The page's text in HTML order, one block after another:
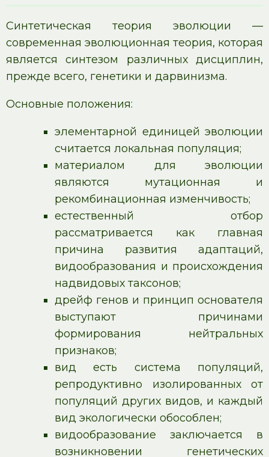
Синтетическая теория эволюции —
современная эволюционная теория, которая
является синтезом различных дисциплин,
прежде всего, генетики и дарвинизма.
Основные положения:
элементарной единицей эволюции
считается локальная популяция;
материалом для эволюции
являются мутационная и
рекомбинационная изменчивость;
естественный отбор
рассматривается как главная
причина развития адаптаций,
видообразования и происхождения
надвидовых таксонов;
дрейф генов и принцип основателя
выступают причинами
формирования нейтральных
признаков;
вид есть система популяций,
репродуктивно изолированных от
популяций других видов, и каждый
вид экологически обособлен;
видообразование заключается в
возникновении генетических